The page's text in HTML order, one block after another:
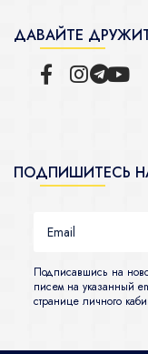
ДАВАЙТЕ
ПОДПИШИТЕСЬ
Подписавшись на
писем на указанный
странице личного